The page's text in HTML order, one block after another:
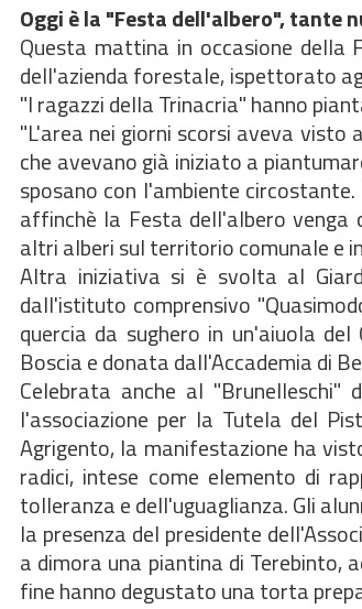
Oggi è la "Festa dell'albero", tante
Questa mattina in occasione della
dell'azienda forestale, ispettorato
"I ragazzi della Trinacria" hanno
"L'area nei giorni scorsi aveva visto
che avevano già iniziato a
sposano con l'ambiente
affinchè la Festa dell'albero venga
altri alberi sul territorio comunale e
Altra iniziativa si è svolta al
dall'istituto comprensivo
quercia da sughero in un'aiuola
Boscia e donata dall'Accademia di
Celebrata anche al "Brunelleschi"
l'associazione per la Tutela del
Agrigento, la manifestazione ha
radici, intese come elemento di
tolleranza e dell'uguaglianza. Gli
la presenza del presidente
a dimora una piantina di Terebinto,
fine hanno degustato una torta